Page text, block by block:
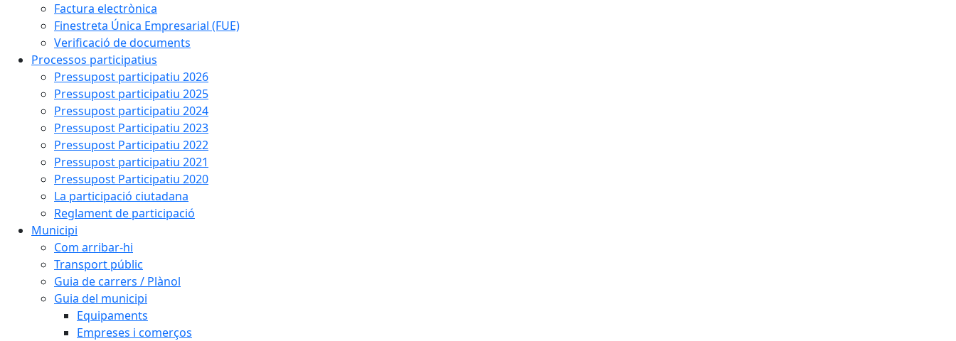
Factura electrònica
Finestreta Única Empresarial (FUE)
Verificació de documents
Processos participatius
Pressupost participatiu 2026
Pressupost participatiu 2025
Pressupost participatiu 2024
Pressupost Participatiu 2023
Pressupost Participatiu 2022
Pressupost participatiu 2021
Pressupost Participatiu 2020
La participació ciutadana
Reglament de participació
Municipi
Com arribar-hi
Transport públic
Guia de carrers / Plànol
Guia del municipi
Equipaments
Empreses i comerços